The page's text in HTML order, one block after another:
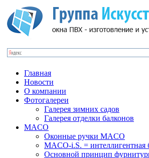
Главная
Новости
О компании
Фотогалереи
Галерея зимних садов
Галерея отделки балконов
MACO
Оконные ручки MACO
MACO-i.S. = интеллигентная
Основной принцип